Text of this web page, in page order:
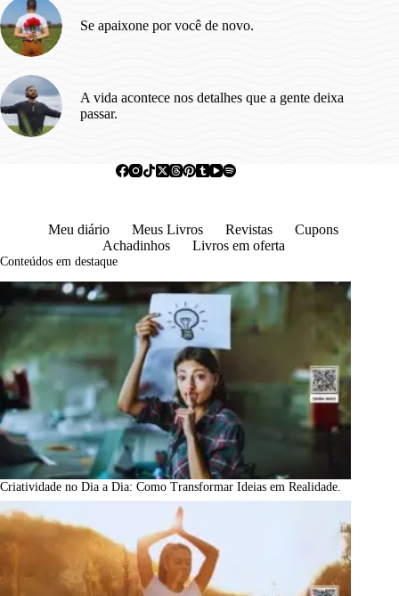
Se apaixone por você de novo.
A vida acontece nos detalhes que a gente deixa
passar.
Meu diário Meus Livros Revistas
Cupons
Achadinhos
Livros em oferta
Conteúdos em destaque
Criatividade no Dia a Dia: Como Transformar Ideias em Realidade.